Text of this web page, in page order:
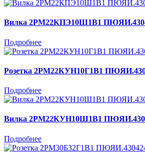
Вилка 2РМ22КПЭ10Ш1В1
Подробнее
Розетка 2РМ22КУН10Г1В1
Подробнее
Вилка 2РМ22КУН10Ш1В1
Подробнее